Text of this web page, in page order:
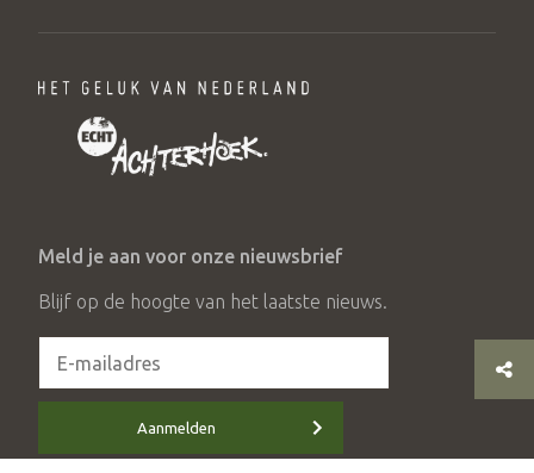
Meld je aan voor onze nieuwsbrief
Blijf op de hoogte van het laatste nieuws.
Aanmelden